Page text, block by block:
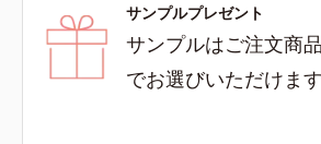
サンプルプレゼント
サンプルはご注文商
でお選びいただけます